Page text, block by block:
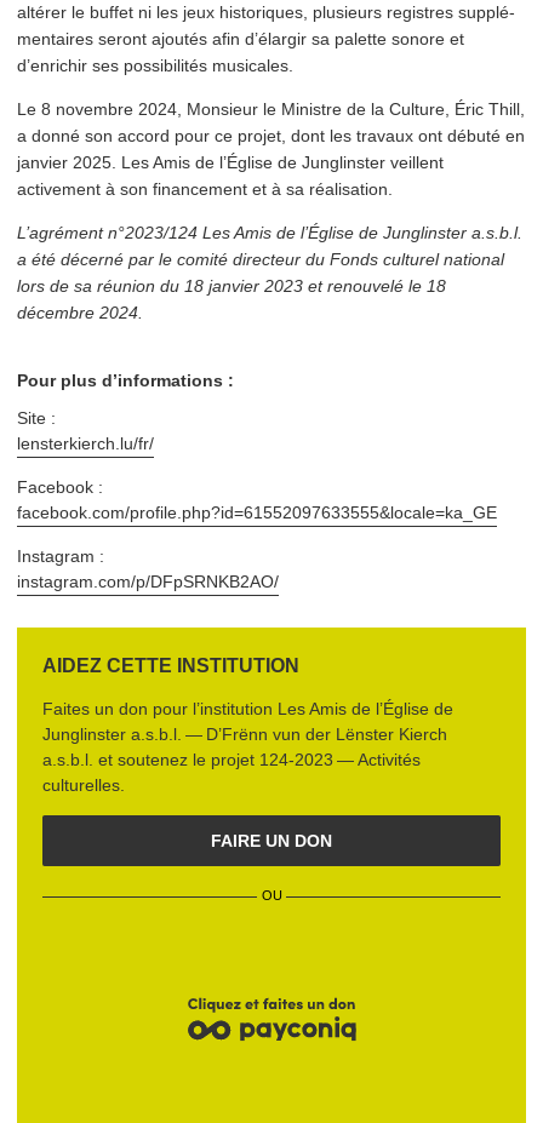
altérer le buffet ni les jeux historiques, plusieurs registres sup­plé­
men­taires seront ajoutés afin d’élargir sa palette sonore et
d’enrichir ses possibilités musicales.
Le 8 novembre 2024, Monsieur le Ministre de la Culture, Éric Thill,
a donné son accord pour ce projet, dont les travaux ont débuté en
janvier 2025. Les Amis de l’Église de Junglinster veillent
activement à son financement et à sa réalisation.
L’agrément n°2023/124 Les Amis de l’Église de Junglinster a.s.b.l.
a été décerné par le comité directeur du Fonds culturel national
lors de sa réunion du 18 janvier 2023 et renouvelé le 18
décembre 2024.
Pour plus d’informations :
Site :
lensterkierch​.lu/fr/
Facebook :
facebook​.com/​p​r​o​f​i​l​e​.​p​h​p​?​i​d​=​6​1​5​5​2​0​9​7​6​3​3​5​5​5​&​l​o​c​a​l​e​=​ka_GE
Instagram :
instagram​.com/​p​/​D​F​p​S​R​N​K​B2AO/
AIDEZ CETTE INSTITUTION
Faites un don pour l’institution Les Amis de l’Église de
Junglinster a.s.b.l. — D’Frënn vun der Lënster Kierch
a.s.b.l. et soutenez le projet 124‑2023 — Activités
culturelles.
FAIRE UN DON
OU